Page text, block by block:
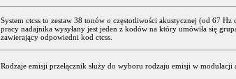
System ctcss to zestaw 38 tonów o częstotliwości akustycznej (od 67
pracy nadajnika wysyłany jest jeden z kodów na który umówiła się
zawierający odpowiedni kod ctcss.
Rodzaje emisji przełącznik służy do wyboru rodzaju emisji w modulacji